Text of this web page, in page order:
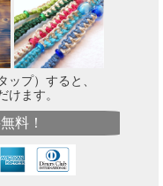
ップ）すると、
けます。
料！